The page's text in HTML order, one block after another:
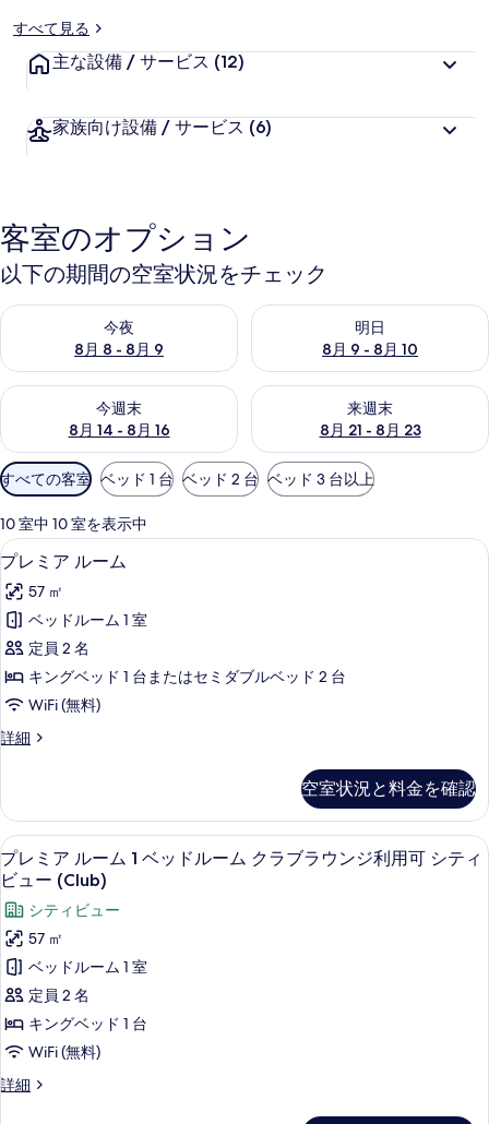
プ
ギ
ャ
ラ
ー
すべて見る
主な設備 / サービス (12)
家族向け設備 / サービス (6)
客室のオプション
以下の期間の空室状況をチェック
今夜
8月 8 - 8月 9
今夜 8月 8 - 8月 9 の空室状況をチェック
明日
8月 9 - 8月 10
明日 8月 9 - 8月 10 の空室状
今週末
8月 14 - 8月 16
今週末 8月 14 - 8月 16 の空室状況をチェック
来週末
8月 21 - 8月 23
来週末 8月 21 - 8月 23 の空室
利
用
可
能
な
客
室
の
り
込
み
すべての客室 ベッド 1 台 ベッド 2 台 ベッド 3 台以上
10 室中 10 室を表示中
プ
レ
ミ
ア
ル
ー
の
べ
て
の
写
真
を
表
示
す
る
プレミア ルーム | ミニバー、セーフ
8
プレミア ルーム
57 ㎡
ベッドルーム 1 室
定員 2 名
キングベッド 1 台またはセミダブルベッド 2 台
WiFi (無料)
詳細
プ
ル
ー
ム
の
詳
細
空室状況と料金を確認
プ
レ
ミ
ア
ル
ー
ム
1
ベ
ッ
プレミア ルーム 1 ベッドルーム ク
5
プレミア ルーム 1 ベッドルーム クラブラウンジ利用可 シティ
ビュー (Club)
シティビュー
57 ㎡
ベッドルーム 1 室
定員 2 名
キングベッド 1 台
WiFi (無料)
詳細
プ